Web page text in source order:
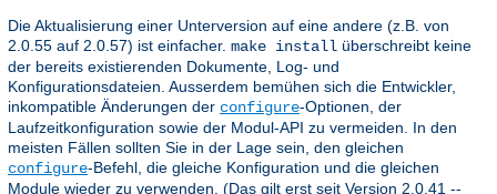
Die Aktualisierung einer Unterversion auf eine andere (z.B. von
2.0.55 auf 2.0.57) ist einfacher. make install überschreibt keine
der bereits existierenden Dokumente, Log- und
Konfigurationsdateien. Ausserdem bemühen sich die Entwickler,
inkompatible Änderungen der configure-Optionen, der
Laufzeitkonfiguration sowie der Modul-API zu vermeiden. In den
meisten Fällen sollten Sie in der Lage sein, den gleichen
configure-Befehl, die gleiche Konfiguration und die gleichen
Module wieder zu verwenden. (Das gilt erst seit Version 2.0.41 --